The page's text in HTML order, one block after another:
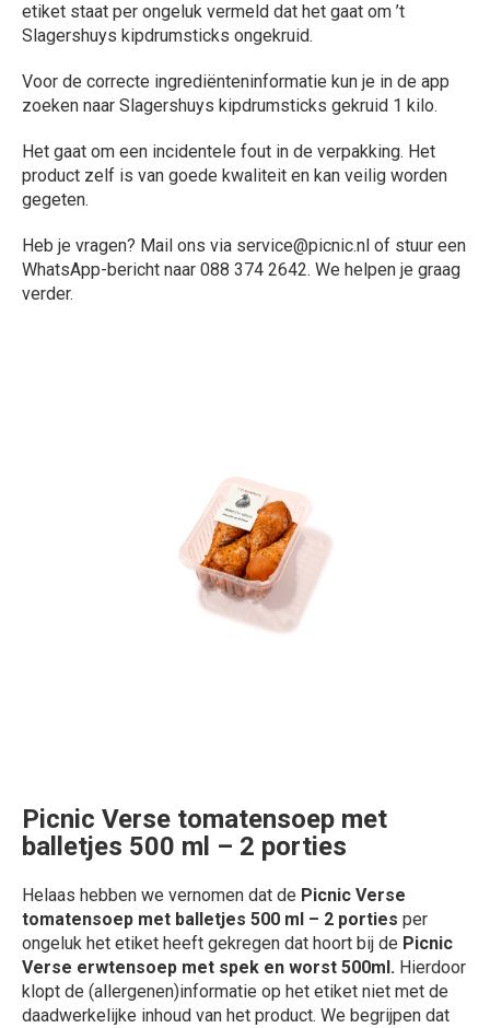
etiket staat per ongeluk vermeld dat het gaat om ’t
Slagershuys kipdrumsticks ongekruid.
Voor de correcte ingrediënteninformatie kun je in de app
zoeken naar Slagershuys kipdrumsticks gekruid 1 kilo.
Het gaat om een incidentele fout in de verpakking. Het
product zelf is van goede kwaliteit en kan veilig worden
gegeten.
Heb je vragen? Mail ons via service@picnic.nl of stuur een
WhatsApp-bericht naar 088 374 2642. We helpen je graag
verder.
Picnic Verse tomatensoep met
balletjes 500 ml – 2 porties
Helaas hebben we vernomen dat de Picnic Verse
tomatensoep met balletjes 500 ml – 2 porties per
ongeluk het etiket heeft gekregen dat hoort bij de Picnic
Verse erwtensoep met spek en worst 500ml. Hierdoor
klopt de (allergenen)informatie op het etiket niet met de
daadwerkelijke inhoud van het product. We begrijpen dat